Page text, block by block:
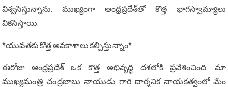
విశ్వసిస్తున్నాను. ముఖ్యంగా ఆంధ్రప్రదేశ్‌తో కొత్త భాగస్వామ్యాలు
వికసిస్తాయి.
*యువతకు కొత్త అవకాశాలు కల్పిస్తున్నాం*
ఈరోజు ఆంధ్రప్రదేశ్ ఒక కొత్త అభివృద్ధి దశలోకి ప్రవేశించింది. మా
ముఖ్యమంత్రి చంద్రబాబు నాయుడు గారి దార్శనిక నాయకత్వంలో మేం